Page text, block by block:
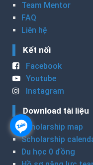
Team Mentor
FAQ
Liên hệ
Kết nối
Facebook
Youtube
Instagram
Download tài liệu
Scholarship map
Scholarship
Du học 0 đồng